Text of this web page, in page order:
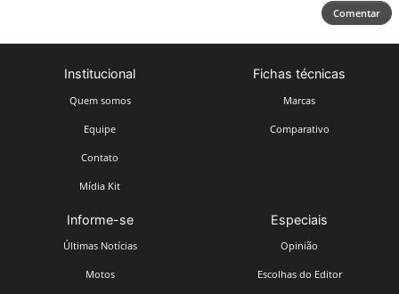
Comentar
Institucional
Quem somos
Equipe
Contato
Mídia Kit
Fichas técnicas
Marcas
Comparativo
Informe-se
Últimas Notícias
Motos
Especiais
Opinião
Escolhas do Editor